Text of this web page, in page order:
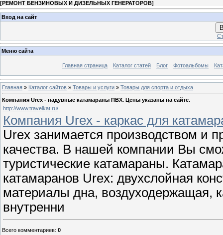
[РЕМОНТ БЕНЗИНОВЫХ И ДИЗЕЛЬНЫХ ГЕНЕРАТОРОВ]
Вход на сайт
Меню сайта
Главная страница Каталог статей Блог Фотоальбомы
Главная » Каталог сайтов » Товары и услуги » Товары для спорта и отдыха
Компания Urex - надувные катамараны ПВХ. Цены указаны на сайте.
http://www.travelkat.ru/
Компания Urex - каркас для
Urex занимается производством и
качества. В нашей компании Вы
туристические катамараны.
катамаранов Urex: двухслойная
материалы дна, воздуходержащая,
внутренни
Всего комментариев: 0